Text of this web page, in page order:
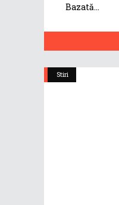
Bazată
Stiri